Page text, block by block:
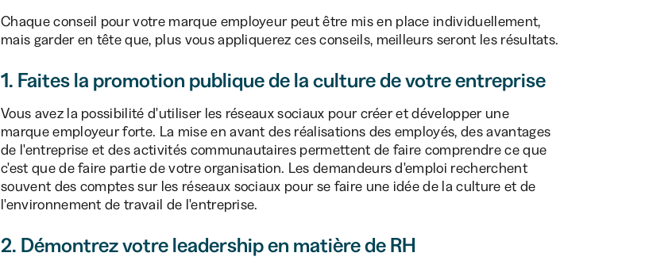
Chaque conseil pour votre marque employeur peut être mis en place individuellement,
mais garder en tête que, plus vous appliquerez ces conseils, meilleurs seront les résultats.
1. Faites la promotion publique de la culture de votre entreprise
Vous avez la possibilité d'utiliser les réseaux sociaux pour créer et développer une
marque employeur forte. La mise en avant des réalisations des employés, des avantages
de l'entreprise et des activités communautaires permettent de faire comprendre ce que
c'est que de faire partie de votre organisation. Les demandeurs d'emploi recherchent
souvent des comptes sur les réseaux sociaux pour se faire une idée de la culture et de
l'environnement de travail de l'entreprise.
2. Démontrez votre leadership en matière de RH